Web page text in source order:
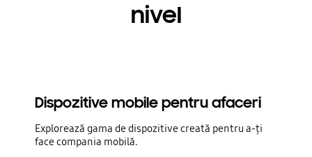
nivel
Dispozitive mobile pentru afaceri
Explorează gama de dispozitive creată pentru a-ți
face compania mobilă.